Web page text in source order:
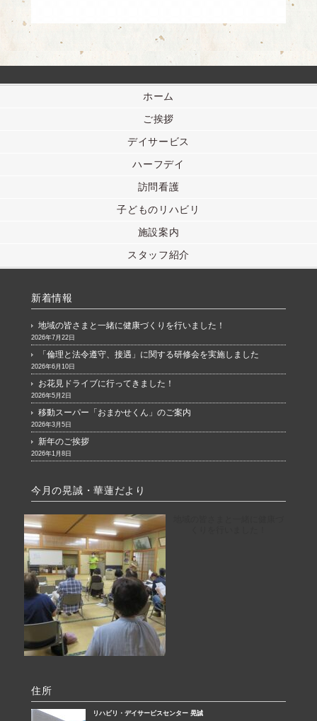
ホーム
ご挨拶
デイサービス
ハーフデイ
訪問看護
子どものリハビリ
施設案内
スタッフ紹介
新着情報
地域の皆さまと一緒に健康づくりを行いました！
2026年7月22日
「倫理と法令遵守、接遇」に関する研修会を実施しました
2026年6月10日
お花見ドライブに行ってきました！
2026年5月2日
移動スーパー「おまかせくん」のご案内
2026年3月5日
新年のご挨拶
2026年1月8日
今月の晃誠・華蓮だより
住所
リハビリ・デイサービスセンター 晃誠